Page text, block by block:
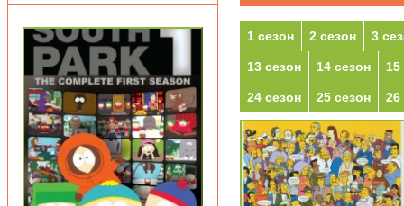
1 сезон 2 сезон 3
13 сезон 14 сезон 15
24 сезон 25 сезон 26